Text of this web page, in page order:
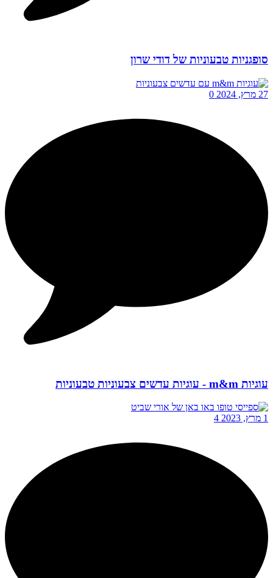
סופגניות טבעוניות של דודי שרון
27 מרץ, 2024 0
עוגיות m&m - עוגיות עדשים צבעוניות טבעוניות
1 מרץ, 2023 4